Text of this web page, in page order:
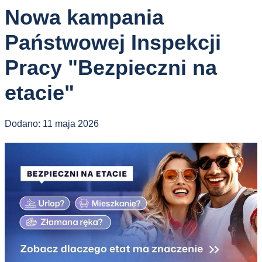
Nowa kampania
Państwowej Inspekcji
Pracy "Bezpieczni na
etacie"
Dodano: 11 maja 2026